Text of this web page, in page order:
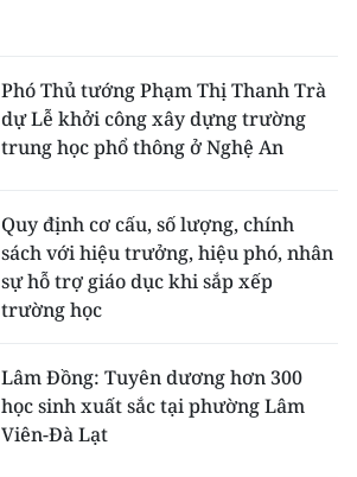
Phó Thủ tướng Phạm Thị Thanh Trà
dự Lễ khởi công xây dựng trường
trung học phổ thông ở Nghệ An
Quy định cơ cấu, số lượng, chính
sách với hiệu trưởng, hiệu phó, nhân
sự hỗ trợ giáo dục khi sắp xếp
trường học
Lâm Đồng: Tuyên dương hơn 300
học sinh xuất sắc tại phường Lâm
Viên-Đà Lạt